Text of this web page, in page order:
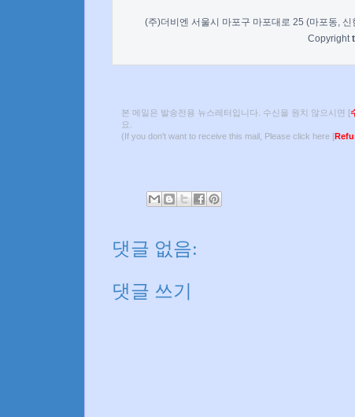
(주)더비엔 서울시 마포구 마포대로 25 (마포동,
Copyright
본 메일은 발송전용 뉴스레터입니다. 수신을 원치 않으시면 [
요.
(If you don't want to receive this mail, Please click here [
댓글 없음:
댓글 쓰기